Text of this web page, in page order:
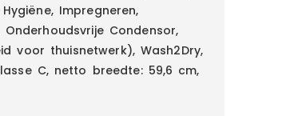
Impregneren,
Condensor,
voor thuisnetwerk), Wash2Dry,
C, netto breedte: 59,6 cm,